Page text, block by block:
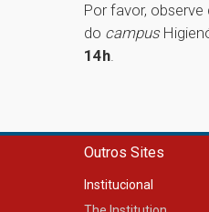
Por favor,
do campus
14h.
Outros Sites
Institucional